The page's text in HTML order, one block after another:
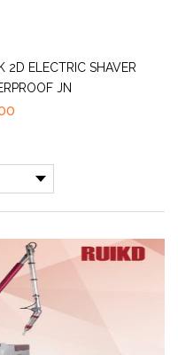
2D ELECTRIC SHAVER
JN